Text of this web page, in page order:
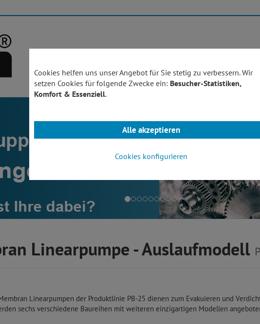
Produktübersicht
Linearpumpe - Auslaufmodell
Linearpumpen der Produktlinie PB-25 dienen zum Evakuieren und
sechs verschiedene Baureihen mit weiteren einzigartigen Modellen
Cookies helfen uns unser Angebot für Sie stetig zu verbessern. Wir
setzen Cookies für folgende Zwecke ein: Besucher-Statistiken,
Komfort & Essenziell.
Cookies konfigurieren
Alle akzeptieren